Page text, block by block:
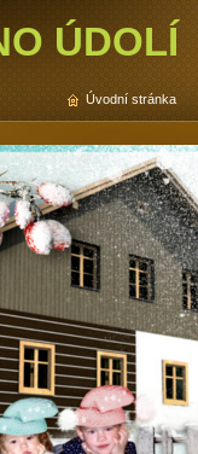
ÚDOLÍ
Úvodní stránka